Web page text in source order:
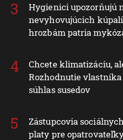
Hygienici upozorňujú
nevyhovujúcich
hrozbám patria
Chcete klimatizáciu,
Rozhodnutie vlastníka
súhlas susedov
Zástupcovia
platy pre